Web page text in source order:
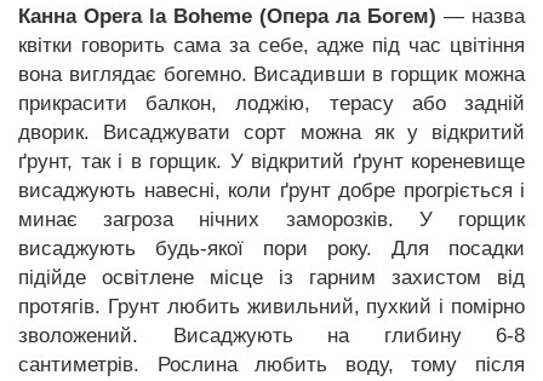
Канна Opera la Boheme (Опера ла Богем) — назва
квітки говорить сама за себе, адже під час цвітіння
вона виглядає богемно. Висадивши в горщик можна
прикрасити балкон, лоджію, терасу або задній
дворик. Висаджувати сорт можна як у відкритий
ґрунт, так і в горщик. У відкритий ґрунт кореневище
висаджують навесні, коли ґрунт добре прогріється і
минає загроза нічних заморозків. У горщик
висаджують будь-якої пори року. Для посадки
підійде освітлене місце із гарним захистом від
протягів. Грунт любить живильний, пухкий і помірно
зволожений. Висаджують на глибину 6-8
сантиметрів. Рослина любить воду, тому після